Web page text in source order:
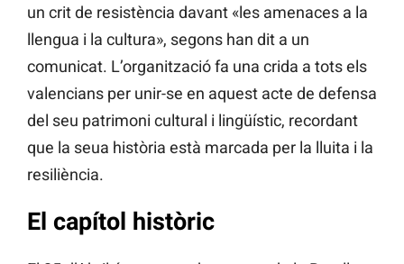
un crit de resistència davant «les amenaces a la
llengua i la cultura», segons han dit a un
comunicat. L’organització fa una crida a tots els
valencians per unir-se en aquest acte de defensa
del seu patrimoni cultural i lingüístic, recordant
que la seua història està marcada per la lluita i la
resiliència.
El capítol històric